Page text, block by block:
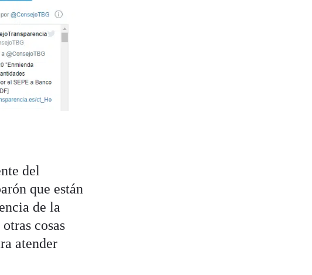
del
que están
de la
cosas
atender